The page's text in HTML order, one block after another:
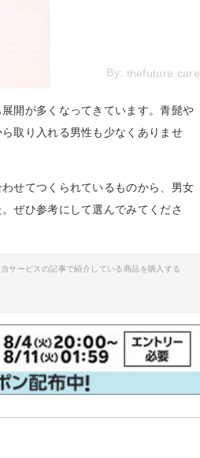
By: thefuture.care
開が多くなってきています。青髭や
取り入れる男性も少なくありませ
せてつくられているものから、男女
ぜひ参考にして選んでみてくださ
サービスの記事で紹介している商品を購入する